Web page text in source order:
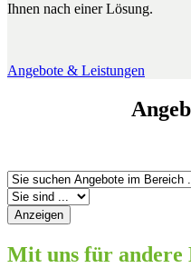
Ihnen nach einer Lösung.
Angebote & Leistungen
Mit uns für andere